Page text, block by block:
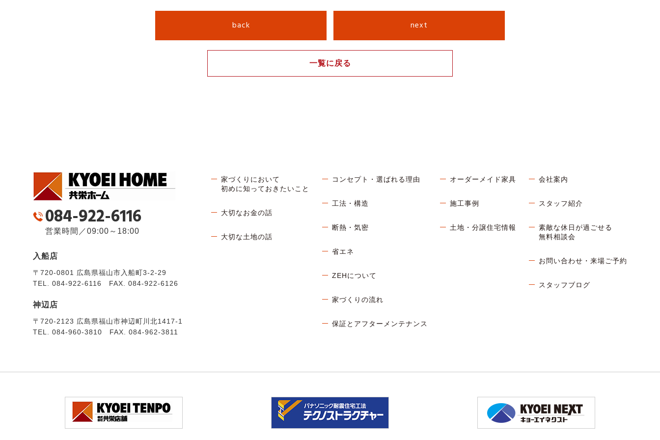
back next
一覧に戻る
084-922-6116
営業時間／09:00～18:00
入船店
〒720-0801 広島県福山市入船町3-2-29
TEL. 084-922-6116 FAX. 084-922-6126
神辺店
〒720-2123 広島県福山市神辺町川北1417-1
TEL. 084-960-3810 FAX. 084-962-3811
家づくりにおいて
初めに知っておきたいこと
大切なお金の話
大切な土地の話
コンセプト・選ばれる理由
工法・構造
断熱・気密
省エネ
ZEHについて
家づくりの流れ
保証とアフターメンテナンス
オーダーメイド家具
施工事例
土地・分譲住宅情報
会社案内
スタッフ紹介
素敵な休日が過ごせる
無料相談会
お問い合わせ・来場ご予約
スタッフブログ